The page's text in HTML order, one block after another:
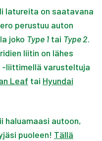
latureita on saatavana
perustuu auton
joko Type 1 tai Type 2.
liitin on lähes
-liittimellä varusteltuja
Leaf tai Hyundai
haluamaasi autoon,
puoleen! Tällä